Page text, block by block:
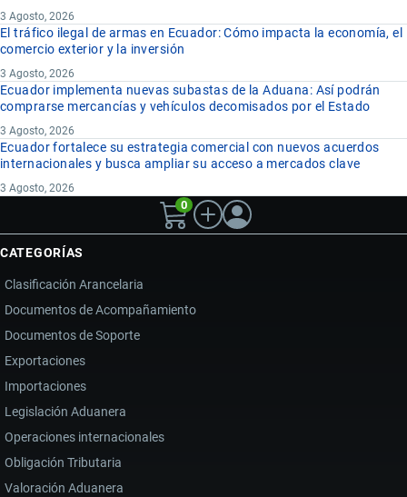
3 Agosto, 2026
El tráfico ilegal de armas en Ecuador: Cómo impacta la economía, el
comercio exterior y la inversión
3 Agosto, 2026
Ecuador implementa nuevas subastas de la Aduana: Así podrán
comprarse mercancías y vehículos decomisados por el Estado
3 Agosto, 2026
Ecuador fortalece su estrategia comercial con nuevos acuerdos
internacionales y busca ampliar su acceso a mercados clave
3 Agosto, 2026
0
CATEGORÍAS
Clasificación Arancelaria
Documentos de Acompañamiento
Documentos de Soporte
Exportaciones
Importaciones
Legislación Aduanera
Operaciones internacionales
Obligación Tributaria
Valoración Aduanera